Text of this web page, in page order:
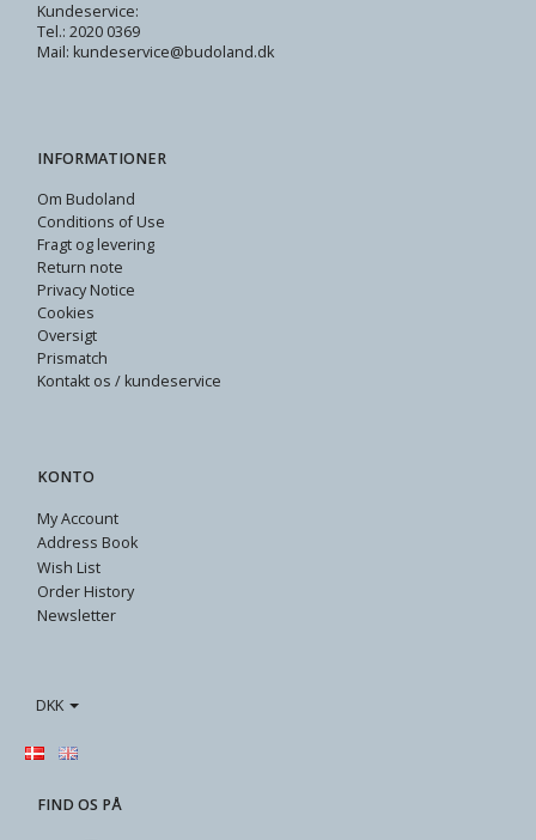
Kundeservice:
Tel.: 2020 0369
Mail: kundeservice@budoland.dk
INFORMATIONER
Om Budoland
Conditions of Use
Fragt og levering
Return note
Privacy Notice
Cookies
Oversigt
Prismatch
Kontakt os / kundeservice
KONTO
My Account
Address Book
Wish List
Order History
Newsletter
DKK
FIND OS PÅ